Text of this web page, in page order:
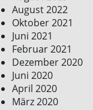
August 2022
Oktober 2021
Juni 2021
Februar 2021
Dezember 2020
Juni 2020
April 2020
März 2020